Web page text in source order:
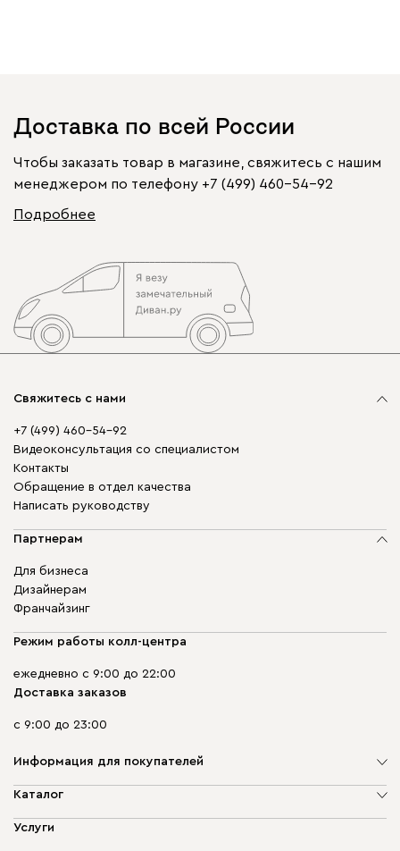
Доставка по всей России
Чтобы заказать товар в магазине, свяжитесь с нашим
менеджером по телефону +7 (499) 460-54-92
Подробнее
Свяжитесь с нами
+7 (499) 460-54-92
Видеоконсультация со специалистом
Контакты
Обращение в отдел качества
Написать руководству
Партнерам
Для бизнеса
Дизайнерам
Франчайзинг
Режим работы колл-центра
ежедневно с 9:00 до 22:00
Доставка заказов
с 9:00 до 23:00
Информация для покупателей
О компании
Доставка и оплата
Каталог
Мягкая мебель
Услуги